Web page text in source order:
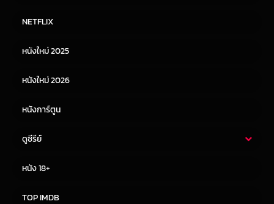
หนังจีน
NETFLIX
หนังใหม่ 2025
หนังใหม่ 2026
หนังการ์ตูน
ดูซีรีย์
หนัง 18+
TOP IMDB